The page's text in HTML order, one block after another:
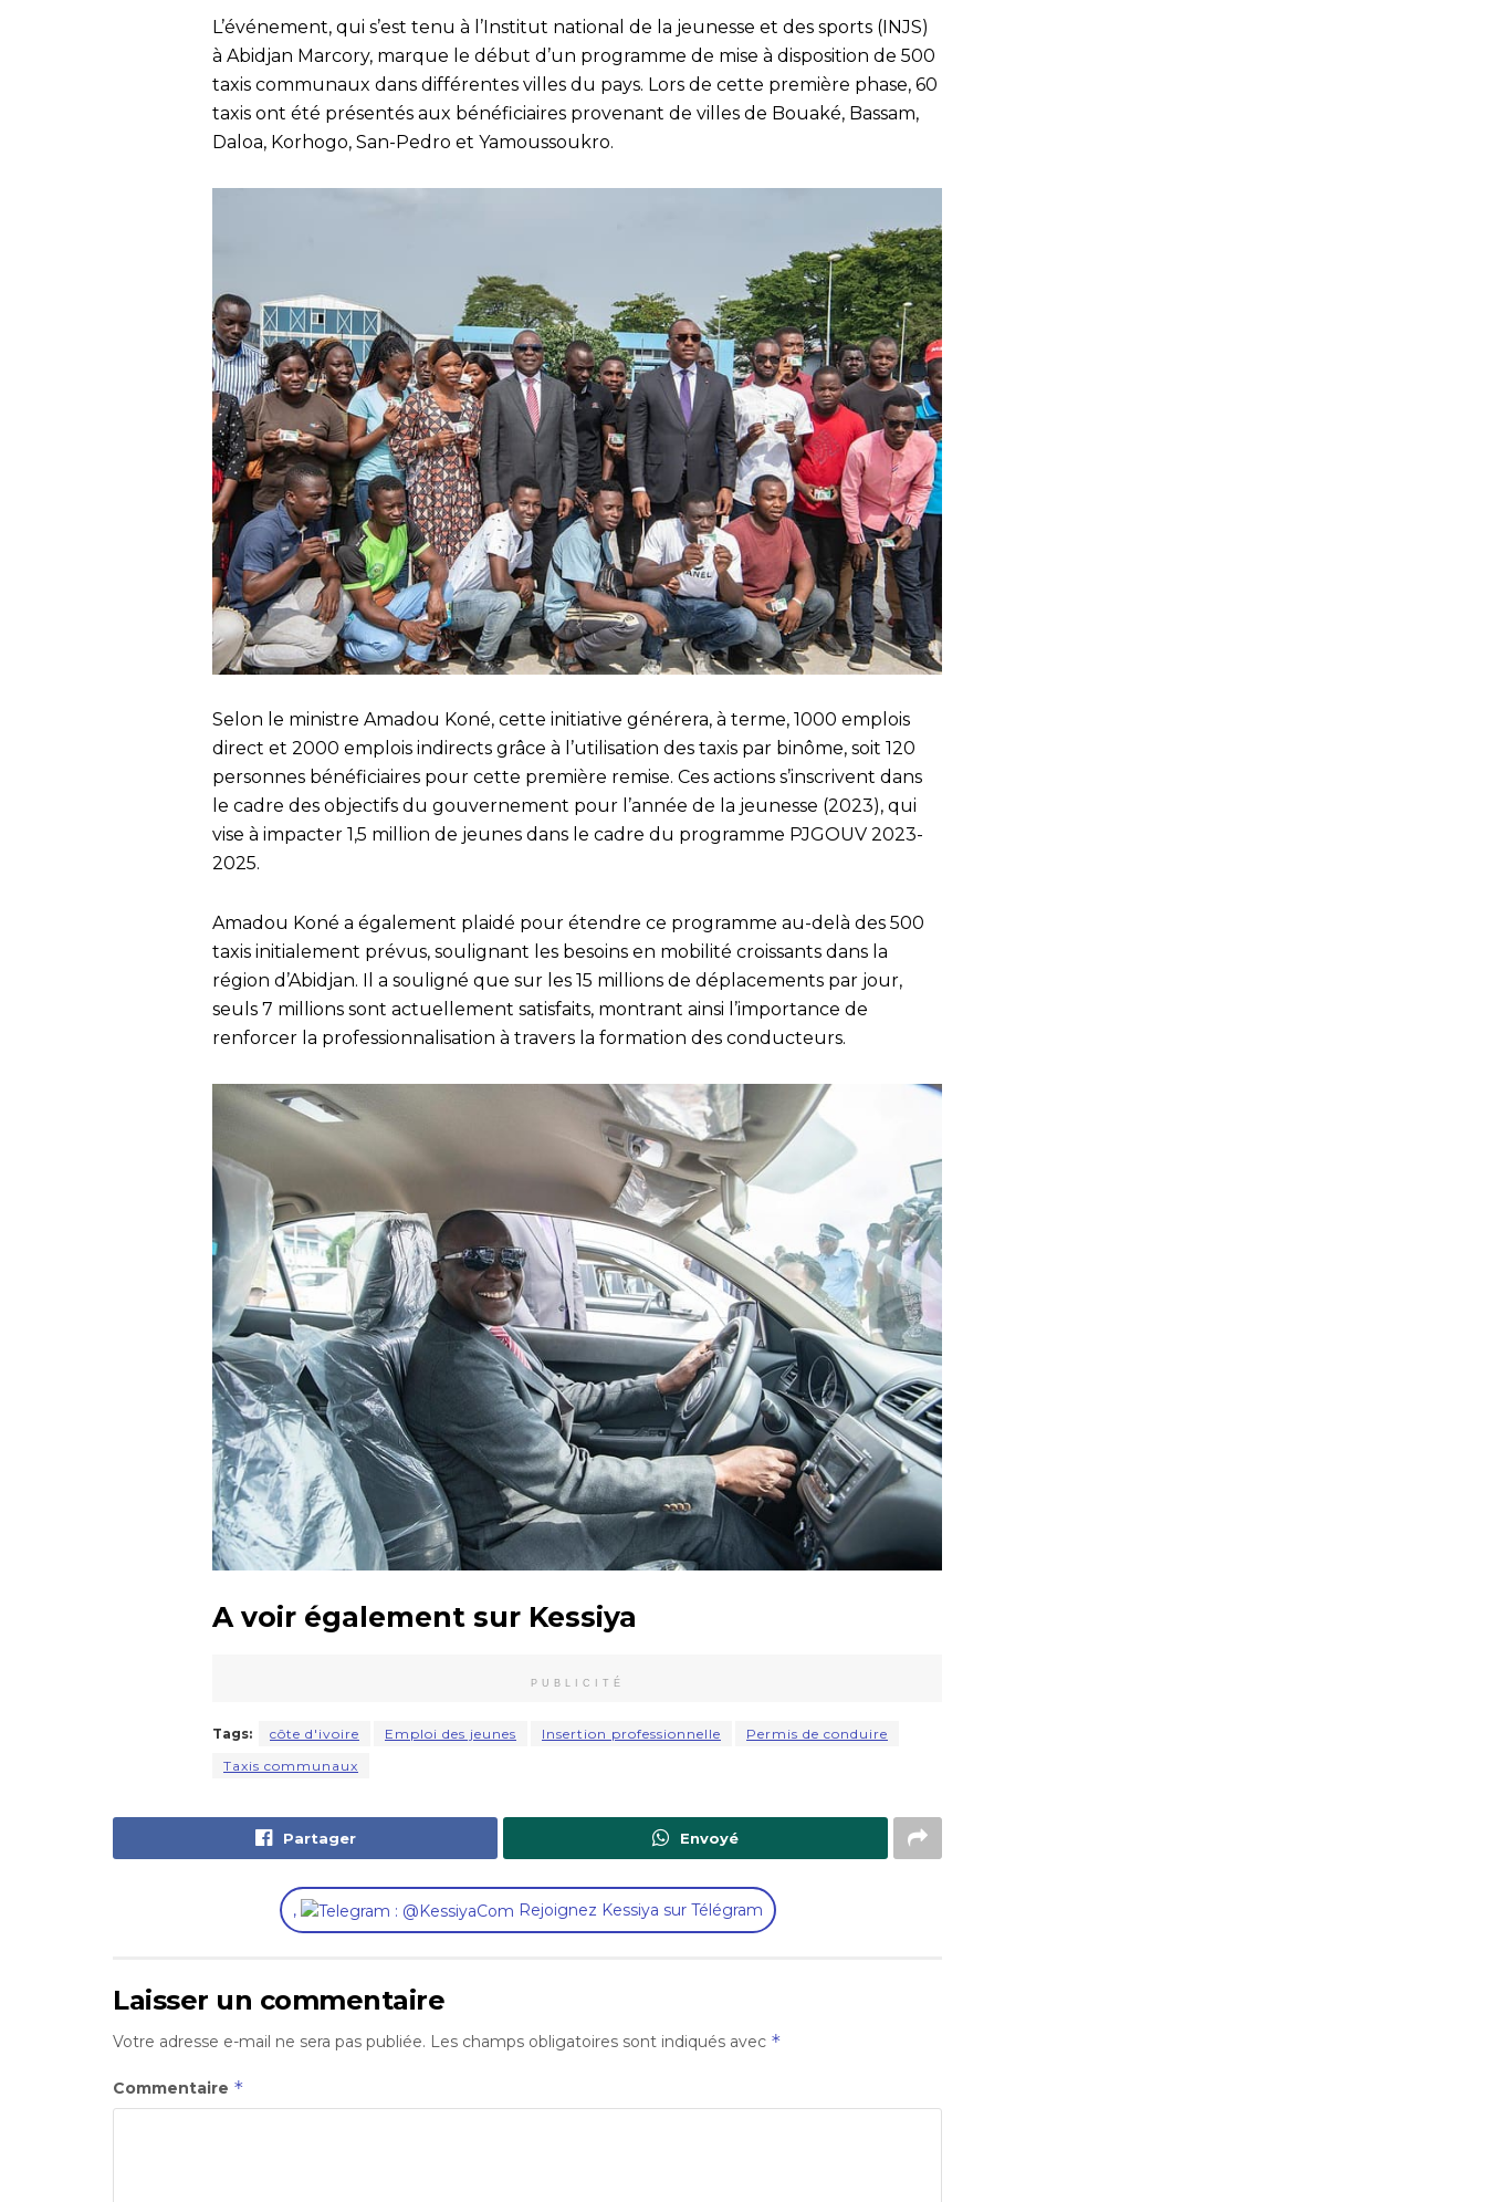
L’événement, qui s’est tenu à l’Institut national de la jeunesse et des sports (INJS)
à Abidjan Marcory, marque le début d’un programme de mise à disposition de 500
taxis communaux dans différentes villes du pays. Lors de cette première phase, 60
taxis ont été présentés aux bénéficiaires provenant de villes de Bouaké, Bassam,
Daloa, Korhogo, San-Pedro et Yamoussoukro.
Selon le ministre Amadou Koné, cette initiative générera, à terme, 1000 emplois
direct et 2000 emplois indirects grâce à l’utilisation des taxis par binôme, soit 120
personnes bénéficiaires pour cette première remise. Ces actions s’inscrivent dans
le cadre des objectifs du gouvernement pour l’année de la jeunesse (2023), qui
vise à impacter 1,5 million de jeunes dans le cadre du programme PJGOUV 2023-
2025.
Amadou Koné a également plaidé pour étendre ce programme au-delà des 500
taxis initialement prévus, soulignant les besoins en mobilité croissants dans la
région d’Abidjan. Il a souligné que sur les 15 millions de déplacements par jour,
seuls 7 millions sont actuellement satisfaits, montrant ainsi l’importance de
renforcer la professionnalisation à travers la formation des conducteurs.
A voir également sur Kessiya
PUBLICITÉ
Tags: côte d'ivoire Emploi des jeunes Insertion professionnelle
Permis de conduire
Taxis communaux
Partager Envoyé
, Rejoignez Kessiya sur Télégram
Laisser un commentaire
Votre adresse e-mail ne sera pas publiée. Les champs obligatoires sont indiqués avec *
Commentaire *